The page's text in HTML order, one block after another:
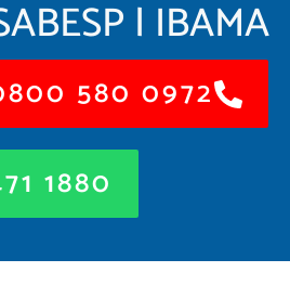
| IBAMA
580 0972
1880